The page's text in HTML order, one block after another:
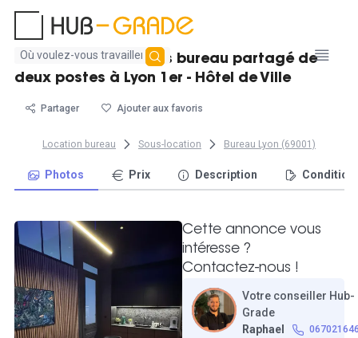
Aucun
résultat
Poste de travail dans bureau partagé de
deux postes à Lyon 1er - Hôtel de Ville
Partager Ajouter aux favoris
Location bureau Sous-location Bureau Lyon (69001)
Photos Prix Description
Cette annonce vous
intéresse ?
Contactez-nous !
Votre conseiller Hub-
Grade
Raphael